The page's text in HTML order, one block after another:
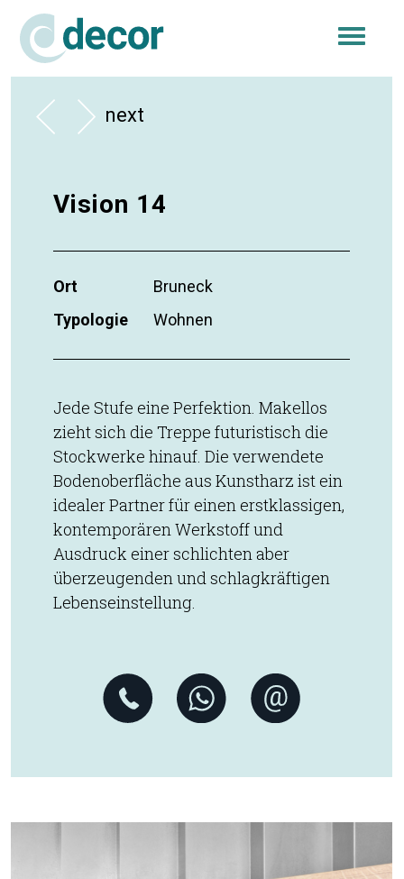
next
Vision 14
Ort
Bruneck
Typologie
Wohnen
Jede Stufe eine Perfektion. Makellos
zieht sich die Treppe futuristisch die
Stockwerke hinauf. Die verwendete
Bodenoberfläche aus Kunstharz ist ein
idealer Partner für einen erstklassigen,
kontemporären Werkstoff und
Ausdruck einer schlichten aber
überzeugenden und schlagkräftigen
Lebenseinstellung.